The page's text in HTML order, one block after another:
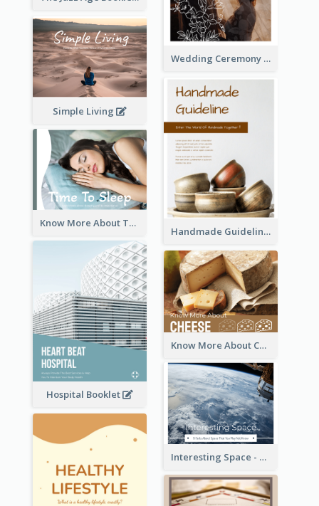
Wedding Ceremony Booklet
Simple Living
Handmade Guideline Booklet
Know More About The Importance Of Sleeping
Hospital Booklet
Know More About Cheese
Interesting Space - 10 Facts About Space That You May Not Know